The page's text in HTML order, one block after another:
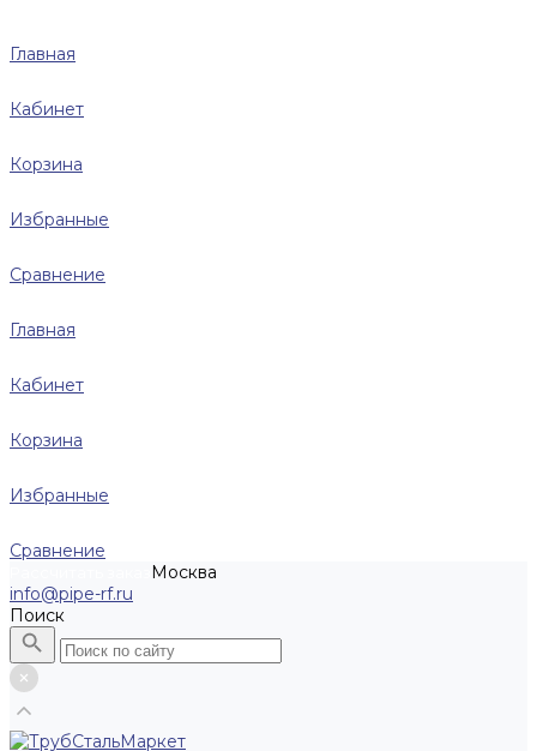
Главная
Кабинет
Корзина
Избранные
Сравнение
Главная
Кабинет
Корзина
Избранные
Сравнение
Москва
info@pipe-rf.ru
Поиск